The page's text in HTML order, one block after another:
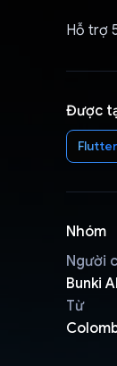
Hỗ trợ
Được
Flutter
Nhóm
Người
Bunki AI
Từ